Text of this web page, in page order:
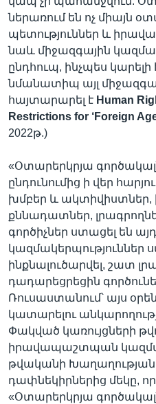
ներառում են ոչ միայն
պետություններ և
նաև միջազգային
ընդհուպ, ինչպես
նմանատիպ այլ
հայտարարել է Human
Restrictions for ‘Foreign
2022թ.)
«Օտարերկրյա
ընդունումից ի վեր
խմբեր և ակտիվիստներ,
քննադատներ,
գործիչներ ստացել են
կազմակերպություններ
ինքնալուծարվել, շատ
դադարեցրեցին
Ռուսաստանում՝ այս
կատարելու
Փակված կառույցների
իրավապաշտպան
թվականի Խաղաղության
դափնեկիրներից մեկը,
«Օտարերկրյա